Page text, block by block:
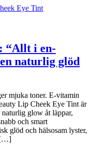
“Allt i en-
naturlig glöd
mjuka toner. E-vitamin
Lip Cheek Eye Tint är
glow åt läppar,
och smart
glöd och hälsosam lyster,
[…]